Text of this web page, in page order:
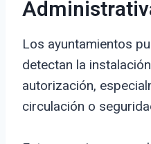
Los ayuntamientos
detectan la
autorización,
circulación o